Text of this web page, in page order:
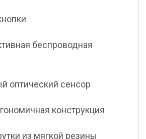
беспроводная
оптический сенсор
конструкция
из мягкой резины